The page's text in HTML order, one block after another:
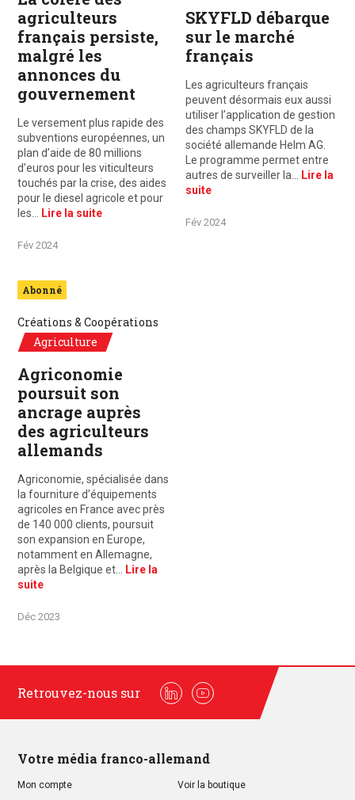
agriculteurs
français persiste,
malgré les
annonces du
gouvernement
Le versement plus rapide des
subventions européennes, un
plan d’aide de 80 millions
d’euros pour les viticulteurs
touchés par la crise, des aides
pour le diesel agricole et pour
les…
Lire la suite
Fév 2024
SKYFLD débarque
sur le marché
français
Les agriculteurs français
peuvent désormais eux aussi
utiliser l’application de gestion
des champs SKYFLD de la
société allemande Helm AG.
Le programme permet entre
autres de surveiller la…
Lire la
suite
Fév 2024
Abonné
Créations & Coopérations
Agriculture
Agriconomie
poursuit son
ancrage auprès
des agriculteurs
allemands
Agriconomie, spécialisée dans
la fourniture d’équipements
agricoles en France avec près
de 140 000 clients, poursuit
son expansion en Europe,
notamment en Allemagne,
après la Belgique et…
Lire la
suite
Déc 2023
Retrouvez-nous sur
LinkedinYoutube
Votre média franco-allemand
Mon compte Voir la boutique